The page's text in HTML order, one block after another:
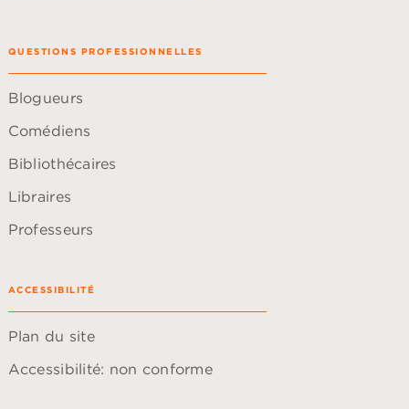
QUESTIONS PROFESSIONNELLES
Blogueurs
Comédiens
Bibliothécaires
Libraires
Professeurs
ACCESSIBILITÉ
Plan du site
Accessibilité: non conforme